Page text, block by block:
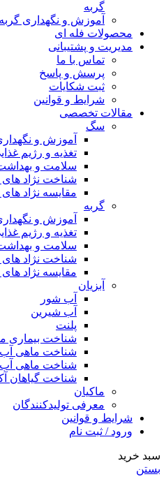
گربه
آموزش و نگهداری گربه
محصولات فله ای
مدیریت و پشتیبانی
تماس با ما
پرسش و پاسخ
ثبت شکایات
شرایط و قوانین
مقالات تخصصی
سگ
آموزش و
تغذیه و رژیم
سلامت و
شناخت نژاد
مقایسه نژاد
گربه
آموزش و
تغذیه و رژیم
سلامت و
شناخت نژاد های
مقایسه نژاد های
آبزیان
آب شور
آب شیرین
پلنت
شناخت بیماری
شناخت ماهی
شناخت ماهی
شناخت گیاهان
ماکیان
معرفی تولیدکنندگان
شرایط و قوانین
ورود / ثبت نام
سبد خرید
بستن